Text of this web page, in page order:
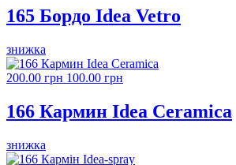
165 Бордо Idea Vetro
знижка
200.00 грн 100.00 грн
166 Кармин Idea Ceramica
знижка